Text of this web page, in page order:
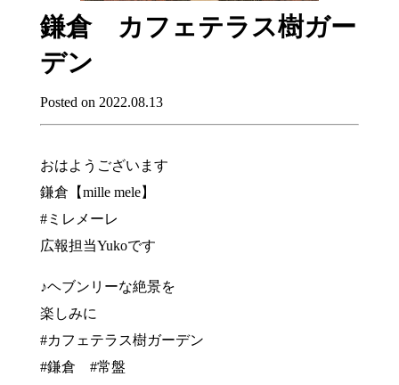
鎌倉 カフェテラス樹ガー
デン
Posted on 2022.08.13
おはようございます
鎌倉【mille mele】
#ミレメーレ
広報担当Yukoです
♪ヘブンリーな絶景を
楽しみに
#カフェテラス樹ガーデン
#鎌倉 #常盤